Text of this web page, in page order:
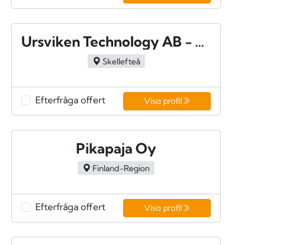
Ursviken Technology AB - Ursviken
Skellefteå
Efterfråga offert Visa profil
Pikapaja Oy
Finland-Region
Efterfråga offert Visa profil